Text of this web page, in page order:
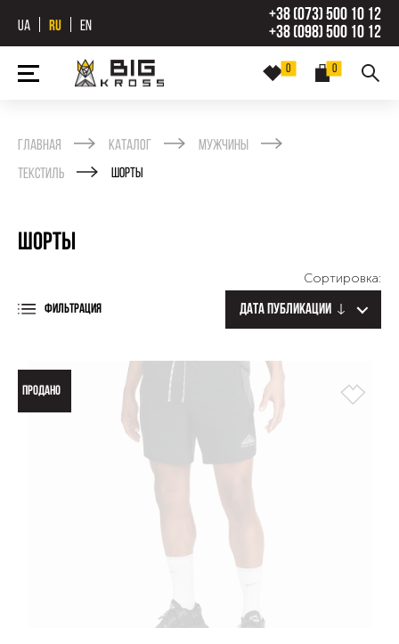
UA RU EN
+38 (073) 500 10 12
+38 (098) 500 10 12
0
0
Главная Каталог
Мужчины
Текстиль
Шорты
Шорты
ФИЛЬТРАЦИЯ
Сортировка:
Дата публикации
ПРОДАНО